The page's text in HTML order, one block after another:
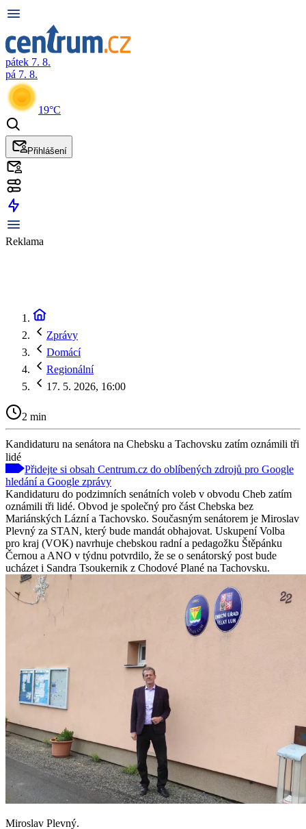
pátek 7. 8.
pá 7. 8.
19°C
Přihlášení
Reklama
Zprávy
Domácí
Regionální
17. 5. 2026, 16:00
2 min
Kandidaturu na senátora na Chebsku a Tachovsku zatím oznámili tři
lidé
Přidejte si obsah Centrum.cz do oblíbených zdrojů pro Google
hledání a Google zprávy
Kandidaturu do podzimních senátních voleb v obvodu Cheb zatím
oznámili tři lidé. Obvod je společný pro část Chebska bez
Mariánských Lázní a Tachovsko. Současným senátorem je Miroslav
Plevný za STAN, který bude mandát obhajovat. Uskupení Volba
pro kraj (VOK) navrhuje chebskou radní a pedagožku Štěpánku
Černou a ANO v týdnu potvrdilo, že se o senátorský post bude
ucházet i Sandra Tsoukernik z Chodové Plané na Tachovsku.
Miroslav Plevný.